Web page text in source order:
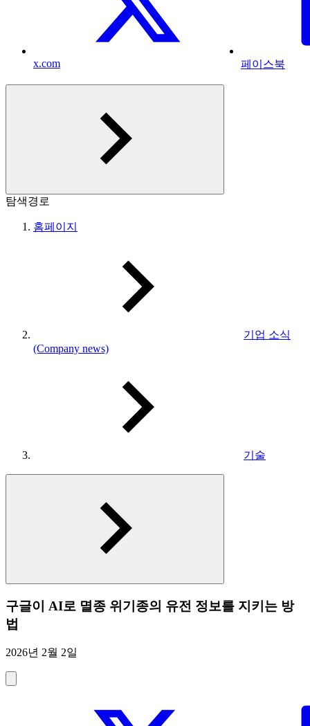
x.com 페이스북
탐색경로
홈페이지
기업 소식
(Company news)
기술
구글이 AI로 멸종 위기종의 유전 정보를 지키는 방
법
2026년 2월 2일